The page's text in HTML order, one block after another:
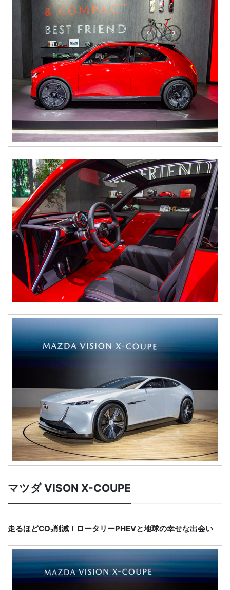
マツダ VISON X-COUPE
走るほどCO₂削減！ロータリーPHEVと地球の幸せな出会い